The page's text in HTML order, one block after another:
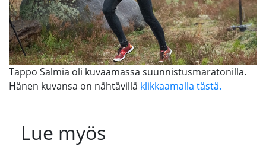
Tappo Salmia oli kuvaamassa suunnistusmaratonilla.
Hänen kuvansa on nähtävillä klikkaamalla tästä.
Lue myös